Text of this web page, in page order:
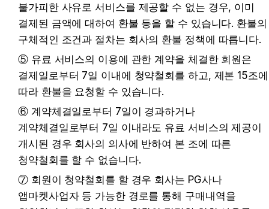
불가피한 사유로 서비스를 제공할 수 없는 경우, 이미
결제된 금액에 대하여 환불 등을 할 수 있습니다. 환불의
구체적인 조건과 절차는 회사의 환불 정책에 따릅니다.
⑤ 유료 서비스의 이용에 관한 계약을 체결한 회원은
결제일로부터 7일 이내에 청약철회를 하고, 제본 15조에
따라 환불을 요청할 수 있습니다.
⑥ 계약체결일로부터 7일이 경과하거나
계약체결일로부터 7일 이내라도 유료 서비스의 제공이
개시된 경우 회사의 의사에 반하여 본 조에 따른
청약철회를 할 수 없습니다.
⑦ 회원이 청약철회를 할 경우 회사는 PG사나
앱마켓사업자 등 가능한 경로를 통해 구매내역을